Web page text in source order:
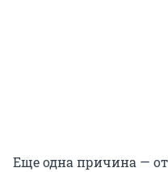
Еще одна причина —